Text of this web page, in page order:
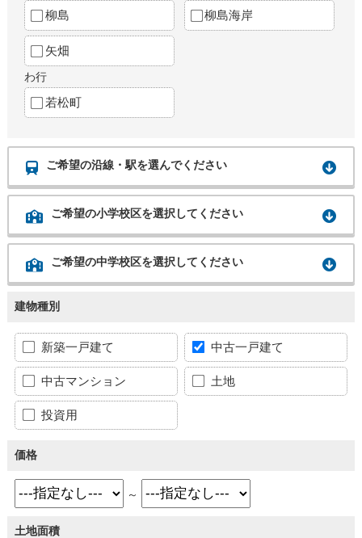
柳島 柳島海岸
矢畑
わ行
若松町
ご希望の沿線・駅を選んでください
ご希望の小学校区を選択してください
ご希望の中学校区を選択してください
建物種別
新築一戸建て 中古一戸建て
中古マンション 土地
投資用
価格
～
土地面積